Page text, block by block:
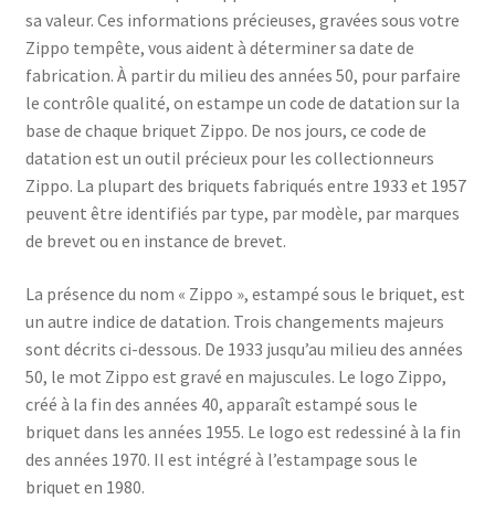
sa valeur. Ces informations précieuses, gravées sous votre
Zippo tempête, vous aident à déterminer sa date de
fabrication. À partir du milieu des années 50, pour parfaire
le contrôle qualité, on estampe un code de datation sur la
base de chaque briquet Zippo. De nos jours, ce code de
datation est un outil précieux pour les collectionneurs
Zippo. La plupart des briquets fabriqués entre 1933 et 1957
peuvent être identifiés par type, par modèle, par marques
de brevet ou en instance de brevet.
La présence du nom « Zippo », estampé sous le briquet, est
un autre indice de datation. Trois changements majeurs
sont décrits ci-dessous. De 1933 jusqu’au milieu des années
50, le mot Zippo est gravé en majuscules. Le logo Zippo,
créé à la fin des années 40, apparaît estampé sous le
briquet dans les années 1955. Le logo est redessiné à la fin
des années 1970. Il est intégré à l’estampage sous le
briquet en 1980.